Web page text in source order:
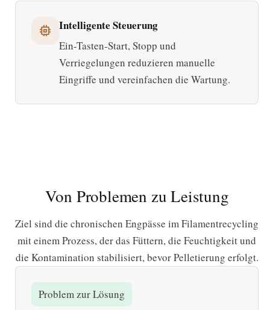
memory Intelligente Steuerung
Ein-Tasten-Start, Stopp und
Verriegelungen reduzieren manuelle
Eingriffe und vereinfachen die Wartung.
Von Problemen zu Leistung
Ziel sind die chronischen Engpässe im Filamentrecycling
mit einem Prozess, der das Füttern, die Feuchtigkeit und
die Kontamination stabilisiert, bevor Pelletierung erfolgt.
Problem zur Lösung